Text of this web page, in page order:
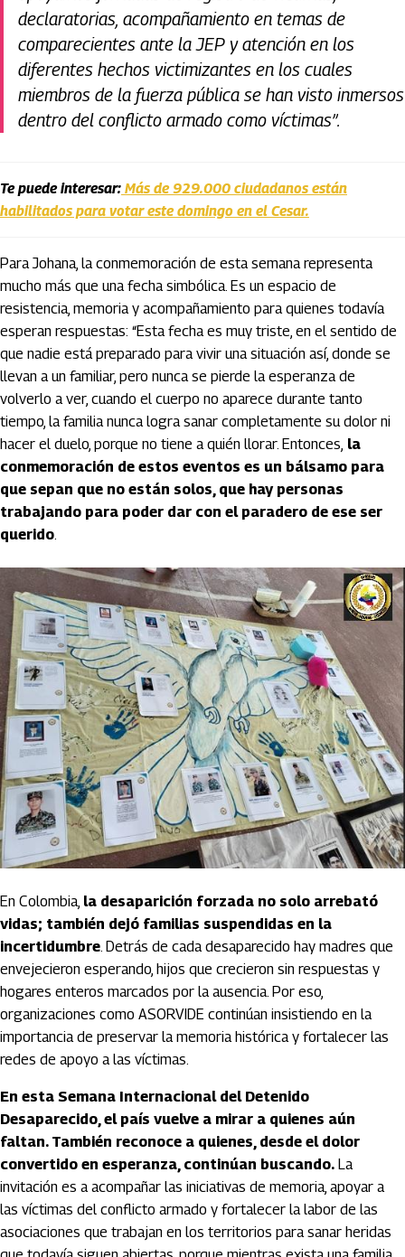
declaratorias, acompañamiento en temas de
comparecientes ante la JEP y atención en los
diferentes hechos victimizantes en los cuales
miembros de la fuerza pública se han visto inmersos
dentro del conflicto armado como víctimas”.
Te puede interesar: Más de 929.000 ciudadanos están
habilitados para votar este domingo en el Cesar.
Para Johana, la conmemoración de esta semana representa
mucho más que una fecha simbólica. Es un espacio de
resistencia, memoria y acompañamiento para quienes todavía
esperan respuestas: “Esta fecha es muy triste, en el sentido de
que nadie está preparado para vivir una situación así, donde se
llevan a un familiar, pero nunca se pierde la esperanza de
volverlo a ver, cuando el cuerpo no aparece durante tanto
tiempo, la familia nunca logra sanar completamente su dolor ni
hacer el duelo, porque no tiene a quién llorar. Entonces, la
conmemoración de estos eventos es un bálsamo para
que sepan que no están solos, que hay personas
trabajando para poder dar con el paradero de ese ser
querido.
En Colombia, la desaparición forzada no solo arrebató
vidas; también dejó familias suspendidas en la
incertidumbre. Detrás de cada desaparecido hay madres que
envejecieron esperando, hijos que crecieron sin respuestas y
hogares enteros marcados por la ausencia. Por eso,
organizaciones como ASORVIDE continúan insistiendo en la
importancia de preservar la memoria histórica y fortalecer las
redes de apoyo a las víctimas.
En esta Semana Internacional del Detenido
Desaparecido, el país vuelve a mirar a quienes aún
faltan. También reconoce a quienes, desde el dolor
convertido en esperanza, continúan buscando. La
invitación es a acompañar las iniciativas de memoria, apoyar a
las víctimas del conflicto armado y fortalecer la labor de las
asociaciones que trabajan en los territorios para sanar heridas